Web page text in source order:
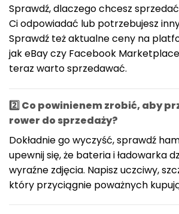
Sprawdź, dlaczego chcesz
Ci odpowiadać lub potrzebujesz
Sprawdź też aktualne ceny na
jak eBay czy Facebook
teraz warto sprzedawać.
2️⃣ Co powinienem zrobić, aby
rower do sprzedaży?
Dokładnie go wyczyść, sprawdź
upewnij się, że bateria i ładowarka
wyraźne zdjęcia. Napisz uczciwy,
który przyciągnie poważnych